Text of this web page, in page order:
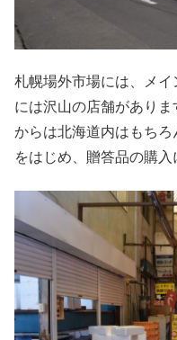
札幌場外市場には、メ
には沢山の店舗があり
からは北海道内はもち
をはじめ、贈答品の購入